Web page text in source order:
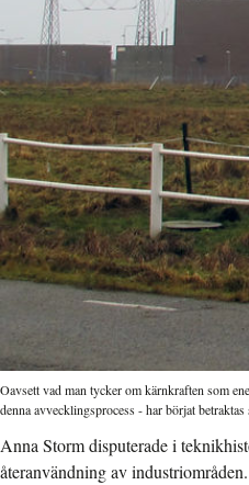
Oavsett vad man tycker om kärnkraften som
denna avvecklingsprocess - har börjat
Anna Storm disputerade i
återanvändning av